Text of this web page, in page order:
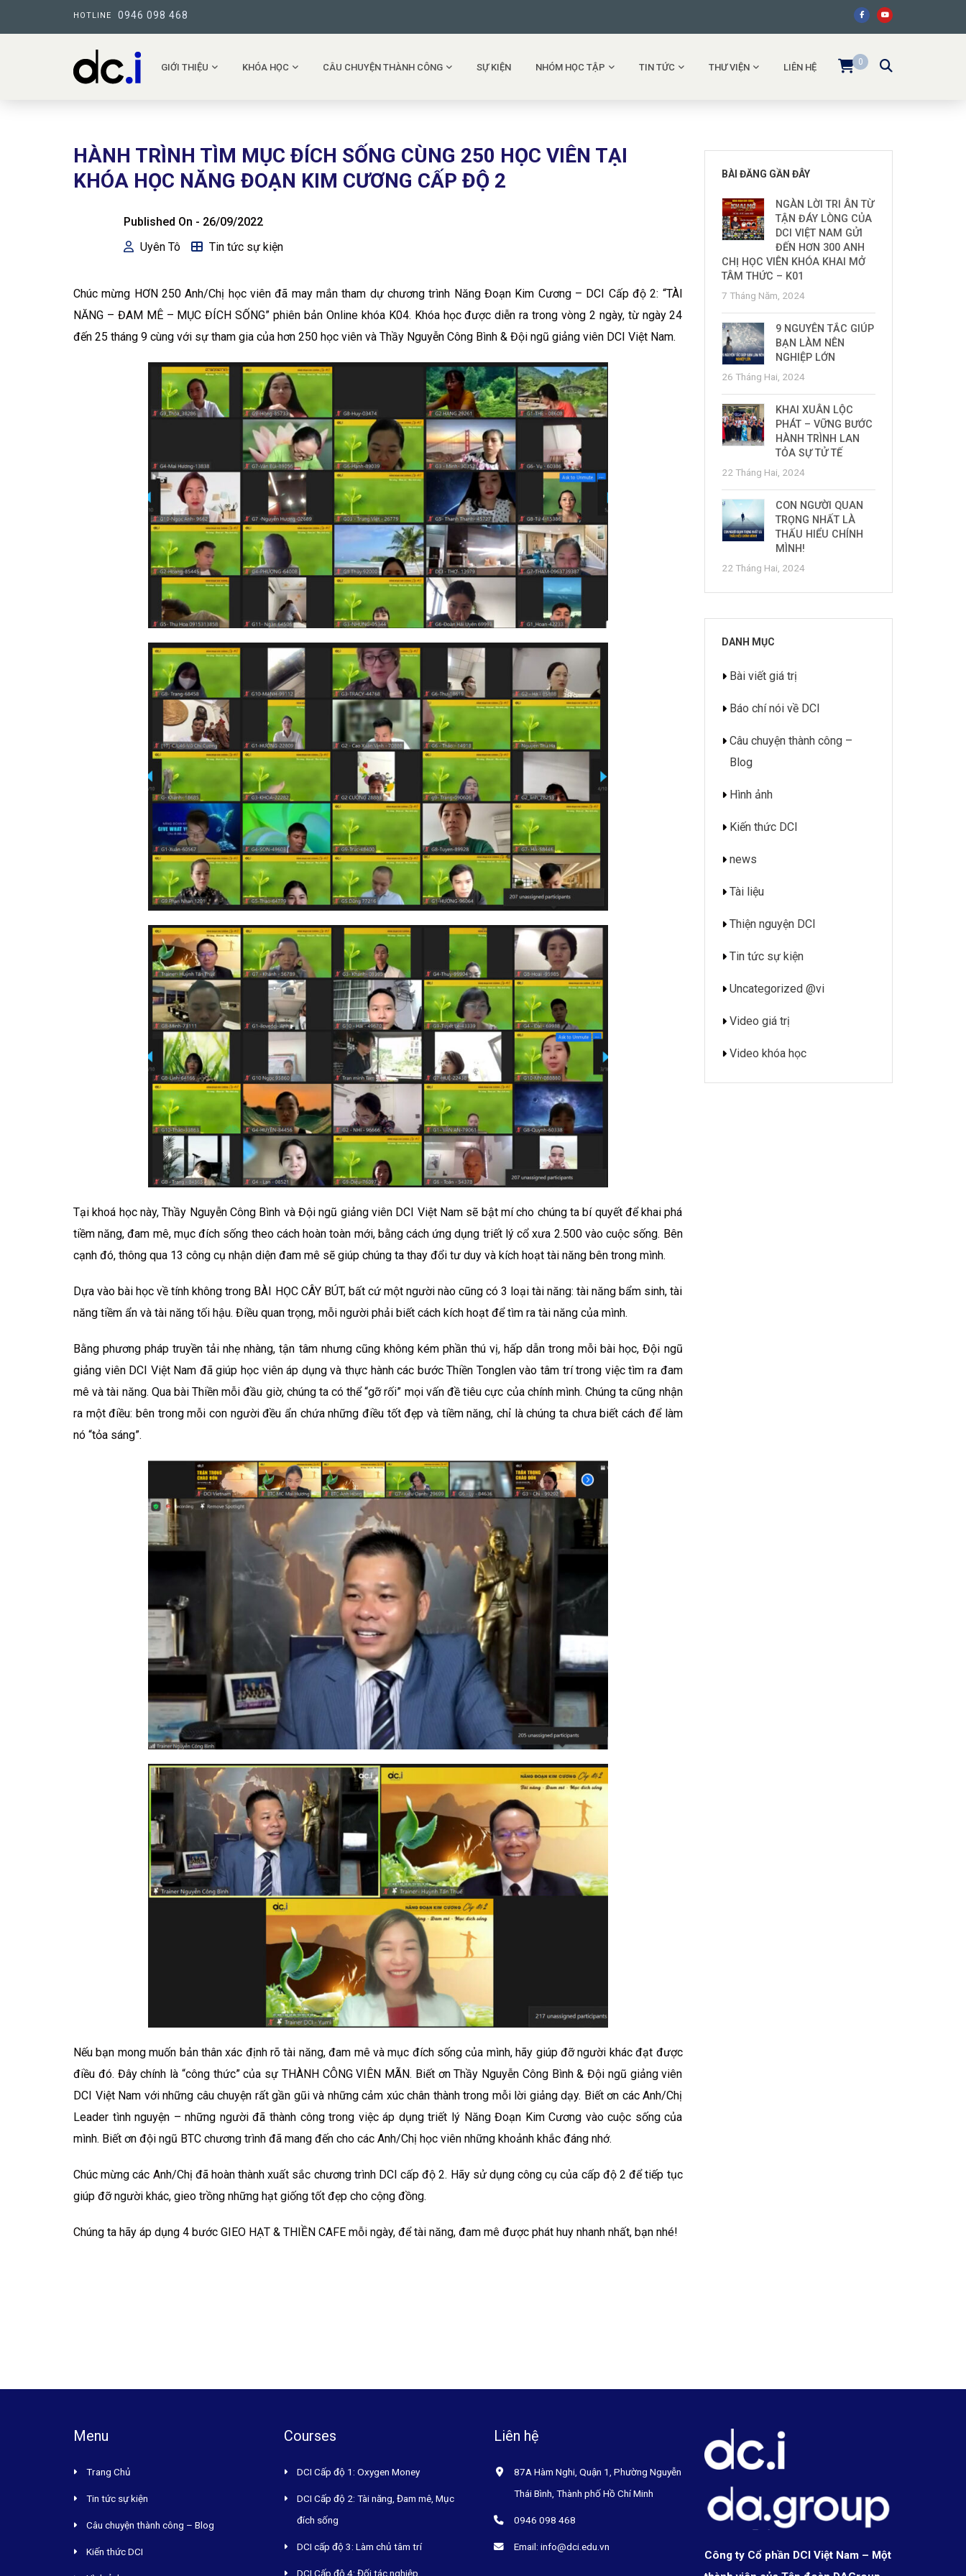
HOTLINE 0946 098 468
0
GIỚI THIỆU KHÓA HỌC CÂU CHUYỆN THÀNH CÔNG SỰ KIỆN NHÓM HỌC TẬP TIN TỨC THƯ VIỆN LIÊN HỆ
HÀNH TRÌNH TÌM MỤC ĐÍCH SỐNG CÙNG 250 HỌC VIÊN TẠI
KHÓA HỌC NĂNG ĐOẠN KIM CƯƠNG CẤP ĐỘ 2
Published On - 26/09/2022
Uyên Tô
Tin tức sự kiện
Chúc mừng HƠN 250 Anh/Chị học viên đã may mắn tham dự chương trình Năng Đoạn Kim Cương – DCI Cấp độ 2: “TÀI
NĂNG – ĐAM MÊ – MỤC ĐÍCH SỐNG” phiên bản Online khóa K04. Khóa học được diễn ra trong vòng 2 ngày, từ ngày 24
đến 25 tháng 9 cùng với sự tham gia của hơn 250 học viên và Thầy Nguyễn Công Bình & Đội ngũ giảng viên DCI Việt Nam.
Tại khoá học này, Thầy Nguyễn Công Bình và Đội ngũ giảng viên DCI Việt Nam sẽ bật mí cho chúng ta bí quyết để khai phá
tiềm năng, đam mê, mục đích sống theo cách hoàn toàn mới, bằng cách ứng dụng triết lý cổ xưa 2.500 vào cuộc sống. Bên
cạnh đó, thông qua 13 công cụ nhận diện đam mê sẽ giúp chúng ta thay đổi tư duy và kích hoạt tài năng bên trong mình.
Dựa vào bài học về tính không trong BÀI HỌC CÂY BÚT, bất cứ một người nào cũng có 3 loại tài năng: tài năng bẩm sinh, tài
năng tiềm ẩn và tài năng tối hậu. Điều quan trọng, mỗi người phải biết cách kích hoạt để tìm ra tài năng của mình.
Bằng phương pháp truyền tải nhẹ nhàng, tận tâm nhưng cũng không kém phần thú vị, hấp dẫn trong mỗi bài học, Đội ngũ
giảng viên DCI Việt Nam đã giúp học viên áp dụng và thực hành các bước Thiền Tonglen vào tâm trí trong việc tìm ra đam
mê và tài năng. Qua bài Thiền mỗi đầu giờ, chúng ta có thể “gỡ rối” mọi vấn đề tiêu cực của chính mình. Chúng ta cũng nhận
ra một điều: bên trong mỗi con người đều ẩn chứa những điều tốt đẹp và tiềm năng, chỉ là chúng ta chưa biết cách để làm
nó “tỏa sáng”.
Nếu bạn mong muốn bản thân xác định rõ tài năng, đam mê và mục đích sống của mình, hãy giúp đỡ người khác đạt được
điều đó. Đây chính là “công thức” của sự THÀNH CÔNG VIÊN MÃN. Biết ơn Thầy Nguyễn Công Bình & Đội ngũ giảng viên
DCI Việt Nam với những câu chuyện rất gần gũi và những cảm xúc chân thành trong mỗi lời giảng dạy. Biết ơn các Anh/Chị
Leader tình nguyện – những người đã thành công trong việc áp dụng triết lý Năng Đoạn Kim Cương vào cuộc sống của
mình. Biết ơn đội ngũ BTC chương trình đã mang đến cho các Anh/Chị học viên những khoảnh khắc đáng nhớ.
Chúc mừng các Anh/Chị đã hoàn thành xuất sắc chương trình DCI cấp độ 2. Hãy sử dụng công cụ của cấp độ 2 để tiếp tục
giúp đỡ người khác, gieo trồng những hạt giống tốt đẹp cho cộng đồng.
Chúng ta hãy áp dụng 4 bước GIEO HẠT & THIỀN CAFE mỗi ngày, để tài năng, đam mê được phát huy nhanh nhất, bạn nhé!
BÀI ĐĂNG GẦN ĐÂY
NGÀN LỜI TRI ÂN TỪ
TẬN ĐÁY LÒNG CỦA
DCI VIỆT NAM GỬI
ĐẾN HƠN 300 ANH
CHỊ HỌC VIÊN KHÓA KHAI MỞ
TÂM THỨC – K01
7 Tháng Năm, 2024
9 NGUYÊN TẮC GIÚP
BẠN LÀM NÊN
NGHIỆP LỚN
26 Tháng Hai, 2024
KHAI XUÂN LỘC
PHÁT – VỮNG BƯỚC
HÀNH TRÌNH LAN
TỎA SỰ TỬ TẾ
22 Tháng Hai, 2024
CON NGƯỜI QUAN
TRỌNG NHẤT LÀ
THẤU HIỂU CHÍNH
MÌNH!
22 Tháng Hai, 2024
DANH MỤC
Bài viết giá trị
Báo chí nói về DCI
Câu chuyện thành công –
Blog
Hình ảnh
Kiến thức DCI
news
Tài liệu
Thiện nguyện DCI
Tin tức sự kiện
Uncategorized @vi
Video giá trị
Video khóa học
Menu
Trang Chủ
Tin tức sự kiện
Câu chuyện thành công – Blog
Kiến thức DCI
Courses
DCI Cấp độ 1: Oxygen Money
DCI Cấp độ 2: Tài năng, Đam mê, Mục
đích sống
DCI cấp độ 3: Làm chủ tâm trí
DCI Cấp độ 4: Đối tác nghiệp
Liên hệ
87A Hàm Nghi, Quận 1, Phường Nguyễn
Thái Bình, Thành phố Hồ Chí Minh
0946 098 468
Email: info@dci.edu.vn
Công ty Cổ phần DCI Việt Nam – Một